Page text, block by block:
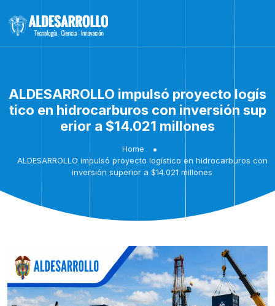
ALDESARROLLO impulsó proyecto logís
tico en hidrocarburos con inversión sup
erior a $14.021 millones
Home
ALDESARROLLO impulsó proyecto logístico en hidrocarburos con
inversión superior a $14.021 millones